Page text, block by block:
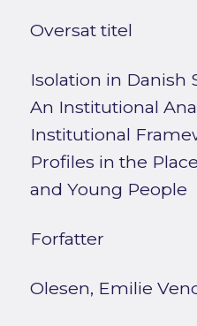
Oversat titel
Isolation in Danish
An Institutional
Institutional
Profiles in the
and Young People
Forfatter
Olesen, Emilie